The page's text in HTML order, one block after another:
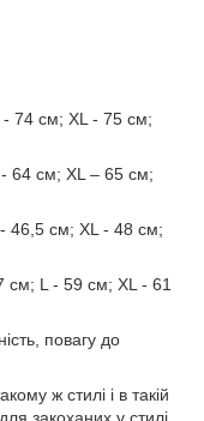
74 см; XL - 75 см;
64 см; XL – 65 см;
46,5 см; XL - 48 см;
L - 59 см; XL - 61
повагу до
ж стилі і в такій
закоханих у стилі